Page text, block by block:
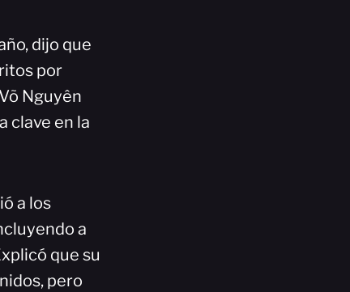
dijo que
por
Nguyên
clave en la
a los
a
que su
pero